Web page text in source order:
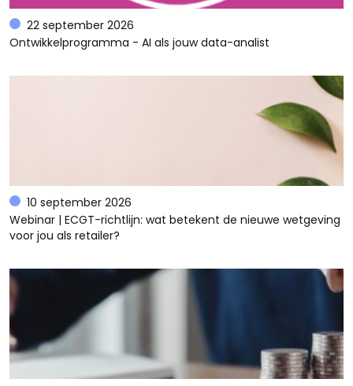
22 september 2026
Ontwikkelprogramma - AI als jouw data-analist
10 september 2026
Webinar | ECGT-richtlijn: wat betekent de nieuwe wetgeving
voor jou als retailer?